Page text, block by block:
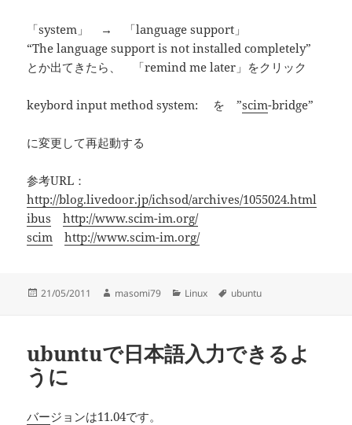
「system」 → 「language support」
“The language support is not installed completely”
とか出てきたら、 「remind me later」をクリック
keybord input method system: を ”scim-bridge”
に変更して再起動する
参考URL：
http://blog.livedoor.jp/ichsod/archives/1055024.html
ibus
http://www.scim-im.org/
scim
http://www.scim-im.org/
投
21/05/2011
作
masomi79
カ
ー
Linux
タ
ubuntu
ubuntuで日本語入力できるよ
うに
バージョンは11.04です。